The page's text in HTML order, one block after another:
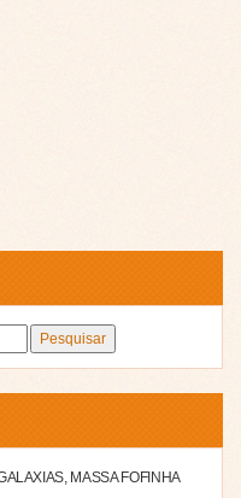
MASSA FOFINHA